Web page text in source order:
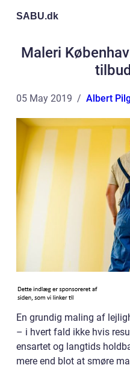
SABU.dk
Maleri
05 May 2019 Albert
En grundig maling af
– i hvert fald ikke hvis
ensartet og langtids
mere end blot at smøre